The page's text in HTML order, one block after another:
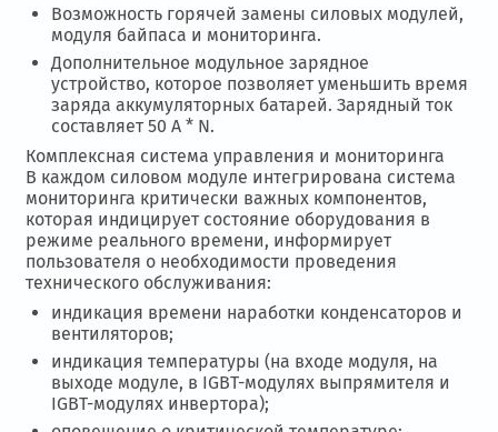
Возможность горячей замены силовых модулей,
модуля байпаса и мониторинга.
Дополнительное модульное зарядное
устройство, которое позволяет уменьшить время
заряда аккумуляторных батарей. Зарядный ток
составляет 50 А * N.
Комплексная система управления и мониторинга
В каждом силовом модуле интегрирована система
мониторинга критически важных компонентов,
которая индицирует состояние оборудования в
режиме реального времени, информирует
пользователя о необходимости проведения
технического обслуживания:
индикация времени наработки конденсаторов и
вентиляторов;
индикация температуры (на входе модуля, на
выходе модуле, в IGBT-модулях выпрямителя и
IGBT-модулях инвертора);